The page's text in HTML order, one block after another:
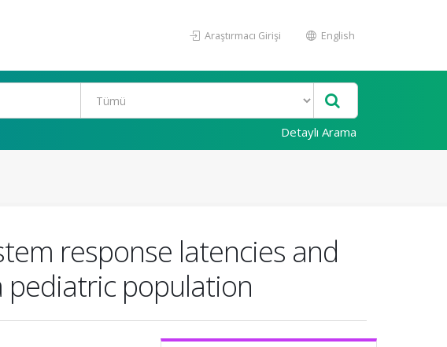
Araştırmacı Girişi English
Detaylı Arama
response latencies and
pediatric population